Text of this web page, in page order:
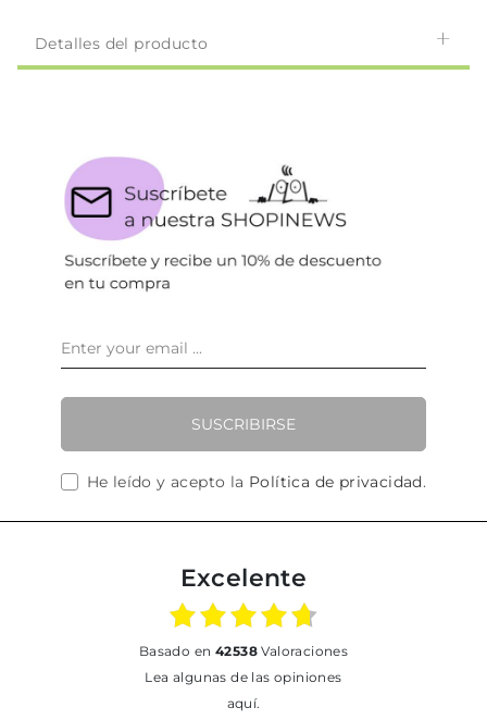
Detalles del producto
SUSCRIBIRSE
He leído y acepto la Política de privacidad.
Excelente
basado en 42538Valoraciones
Lea algunas de las opiniones
aquí.